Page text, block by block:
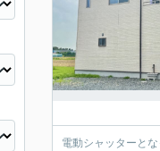
電動シャッターと